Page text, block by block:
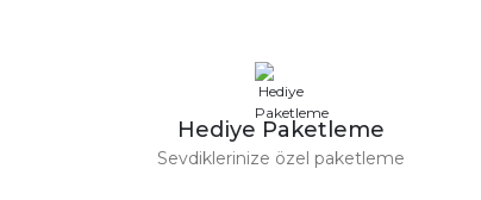
Hediye Paketleme
Sevdiklerinize özel paketleme